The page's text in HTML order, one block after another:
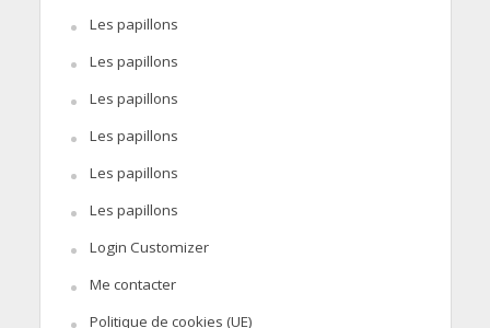
Les papillons
Les papillons
Les papillons
Les papillons
Les papillons
Les papillons
Login Customizer
Me contacter
Politique de cookies (UE)